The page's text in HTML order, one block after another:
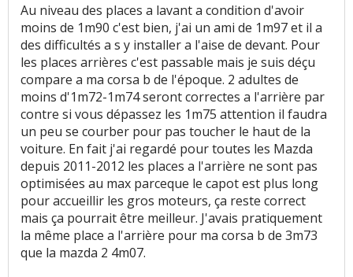
Au niveau des places a lavant a condition d'avoir
moins de 1m90 c'est bien, j'ai un ami de 1m97 et il a
des difficultés a s y installer a l'aise de devant. Pour
les places arrières c'est passable mais je suis déçu
compare a ma corsa b de l'époque. 2 adultes de
moins d'1m72-1m74 seront correctes a l'arrière par
contre si vous dépassez les 1m75 attention il faudra
un peu se courber pour pas toucher le haut de la
voiture. En fait j'ai regardé pour toutes les Mazda
depuis 2011-2012 les places a l'arrière ne sont pas
optimisées au max parceque le capot est plus long
pour accueillir les gros moteurs, ça reste correct
mais ça pourrait être meilleur. J'avais pratiquement
la même place a l'arrière pour ma corsa b de 3m73
que la mazda 2 4m07.